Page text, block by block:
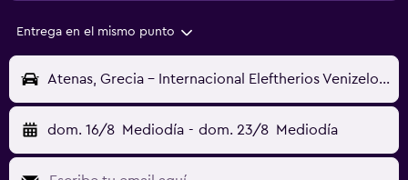
Entrega en el mismo punto
Atenas, Grecia - Internacional Eleftherios Venizelos (ATH)
dom. 16/8 Mediodía - dom. 23/8 Mediodía